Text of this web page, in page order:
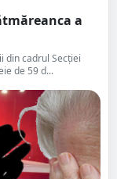
a
din cadrul Secției
de 59 d...